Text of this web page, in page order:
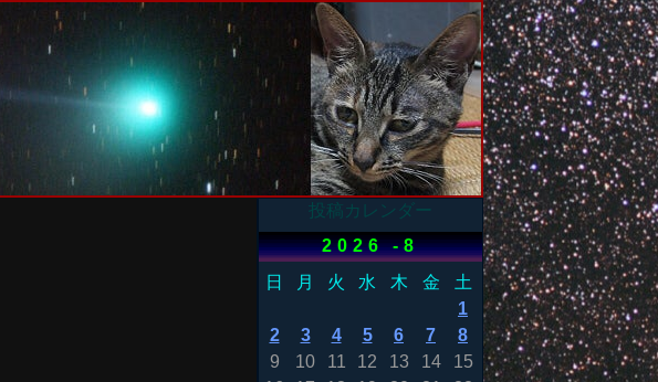
投稿カレンダー
2026 -8
日
月 火 水 木 金
土
1
2
3 4 5 6 7
8
9
10 11 12 13 14
15